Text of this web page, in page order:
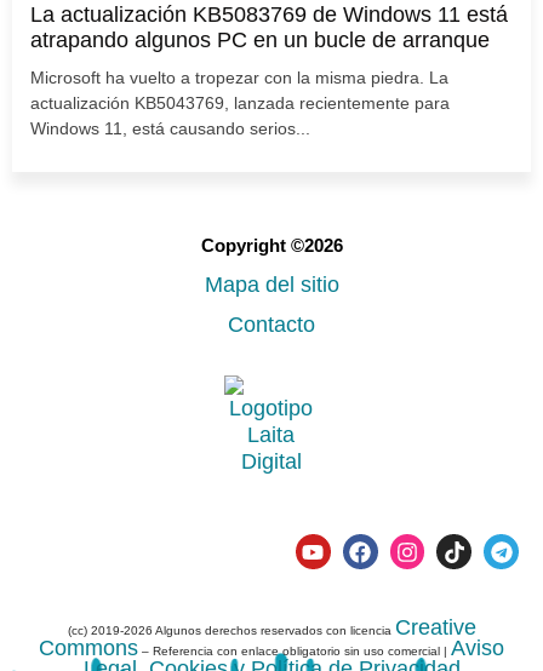
La actualización KB5083769 de Windows 11 está
atrapando algunos PC en un bucle de arranque
Microsoft ha vuelto a tropezar con la misma piedra. La
actualización KB5043769, lanzada recientemente para
Windows 11, está causando serios...
Copyright ©2026
Mapa del sitio
Contacto
(cc) 2019-2026 Algunos derechos reservados con licencia Creative
Commons – Referencia con enlace obligatorio sin uso comercial | Aviso